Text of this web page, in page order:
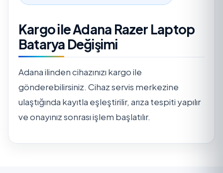
Kargo ile Adana Razer Laptop
Batarya Değişimi
Adana ilinden cihazınızı kargo ile
gönderebilirsiniz. Cihaz servis merkezine
ulaştığında kayıtla eşleştirilir, arıza tespiti yapılır
ve onayınız sonrası işlem başlatılır.